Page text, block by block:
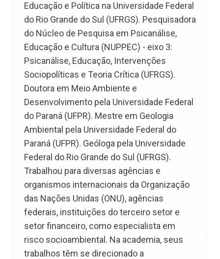
Educação e Política na Universidade Federal
do Rio Grande do Sul (UFRGS). Pesquisadora
do Núcleo de Pesquisa em Psicanálise,
Educação e Cultura (NUPPEC) - eixo 3:
Psicanálise, Educação, Intervenções
Sociopolíticas e Teoria Crítica (UFRGS).
Doutora em Meio Ambiente e
Desenvolvimento pela Universidade Federal
do Paraná (UFPR). Mestre em Geologia
Ambiental pela Universidade Federal do
Paraná (UFPR). Geóloga pela Universidade
Federal do Rio Grande do Sul (UFRGS).
Trabalhou para diversas agências e
organismos internacionais da Organização
das Nações Unidas (ONU), agências
federais, instituições do terceiro setor e
setor financeiro, como especialista em
risco socioambiental. Na academia, seus
trabalhos têm se direcionado a